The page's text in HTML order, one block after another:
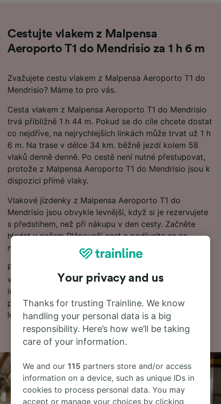
Cestujte vlakem z Malpensa
Aeroporto T1 do Mendrisio za 1 h 6 m
Zvažujete cestu vlakem z Malpensa Aeroporto T1 do
Mendrisio? Máme to pro vás.
Cesta vlakem z Malpensa Aeroporto T1 do Mendrisio
trvá přibližně 1 h 44 m. Pokud se do cíle chcete dostat
co nejdříve, na nejrychlejších linkách může trvat už 1 h
6 m. Na trase v délce 34 km. běžně jezdí kolem 58
vlaků denně denně. Po cestě není nutné přestupovat,
protože z Malpensa Aeroporto T1 do Mendrisio jsou k
dispozici přímé vlaky.
Vlakové jízdenky z Malpensa Aeroporto T1 do
Mendrisio jsou obvykle levnější, když si je rezervujete
s předstihem, než při nákupu v den cesty. Začněte
hledat v našem Plánovači cest a podívejte se na
nejnovější ceny.
Připraveni na rezervaci? Začněte hledat nejlevnější
vlakové jízdenky u nás ještě dnes. Dále najdete další
informace včetně našeho jízdního řádu, kde uvidíte
první a poslední odjezdy vlaků a také tipy, jak najít
levné vlakové jízdenky.
Your privacy and us
Thanks for trusting Trainline. We know
handling your personal data is a big
responsibility. Here’s how we’ll be taking
care of your information.
We and our115 partners store and/or access
information on a device, such as unique IDs in
cookies to process personal data. You may
accept or manage your choices by clicking